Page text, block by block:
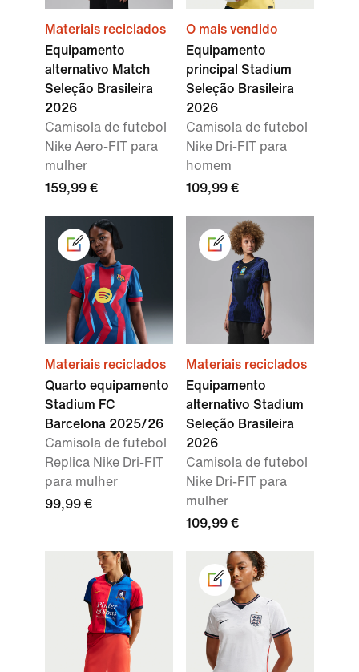
Materiais reciclados
Equipamento
alternativo Match
Seleção Brasileira
2026
Camisola de futebol
Nike Aero-FIT para
mulher
159,99 €
O mais vendido
Equipamento
principal Stadium
Seleção Brasileira
2026
Camisola de futebol
Nike Dri-FIT para
homem
109,99 €
Materiais reciclados
Quarto equipamento
Stadium FC
Barcelona 2025/26
Camisola de futebol
Replica Nike Dri-FIT
para mulher
99,99 €
Materiais reciclados
Equipamento
alternativo Stadium
Seleção Brasileira
2026
Camisola de futebol
Nike Dri-FIT para
mulher
109,99 €